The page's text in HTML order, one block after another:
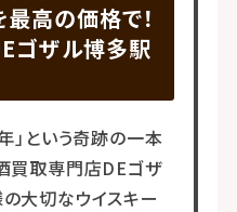
最高の価格で！
ゴザル博多駅
」という奇跡の一本
買取専門店DEゴザ
大切なウイスキー